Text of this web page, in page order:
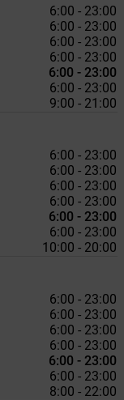
6:00 - 23:00
6:00 - 23:00
6:00 - 23:00
6:00 - 23:00
6:00 - 23:00
6:00 - 23:00
9:00 - 21:00
6:00 - 23:00
6:00 - 23:00
6:00 - 23:00
6:00 - 23:00
6:00 - 23:00
6:00 - 23:00
10:00 - 20:00
6:00 - 23:00
6:00 - 23:00
6:00 - 23:00
6:00 - 23:00
6:00 - 23:00
6:00 - 23:00
8:00 - 22:00